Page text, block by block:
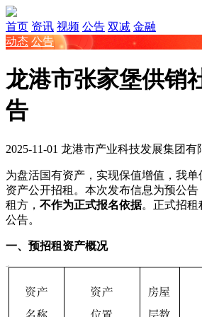
首页 资讯 视频 公告 双减 金融
动态 公告
龙港市张家堡供销
告
2025-11-01 龙港市产业科技发展集团有
为盘活国有资产，实现保值增值，我
资产公开招租。本次发布信息为预公
租方 ， 不作为正式报名依据。正式招租
公告。
一、预招租资产概况